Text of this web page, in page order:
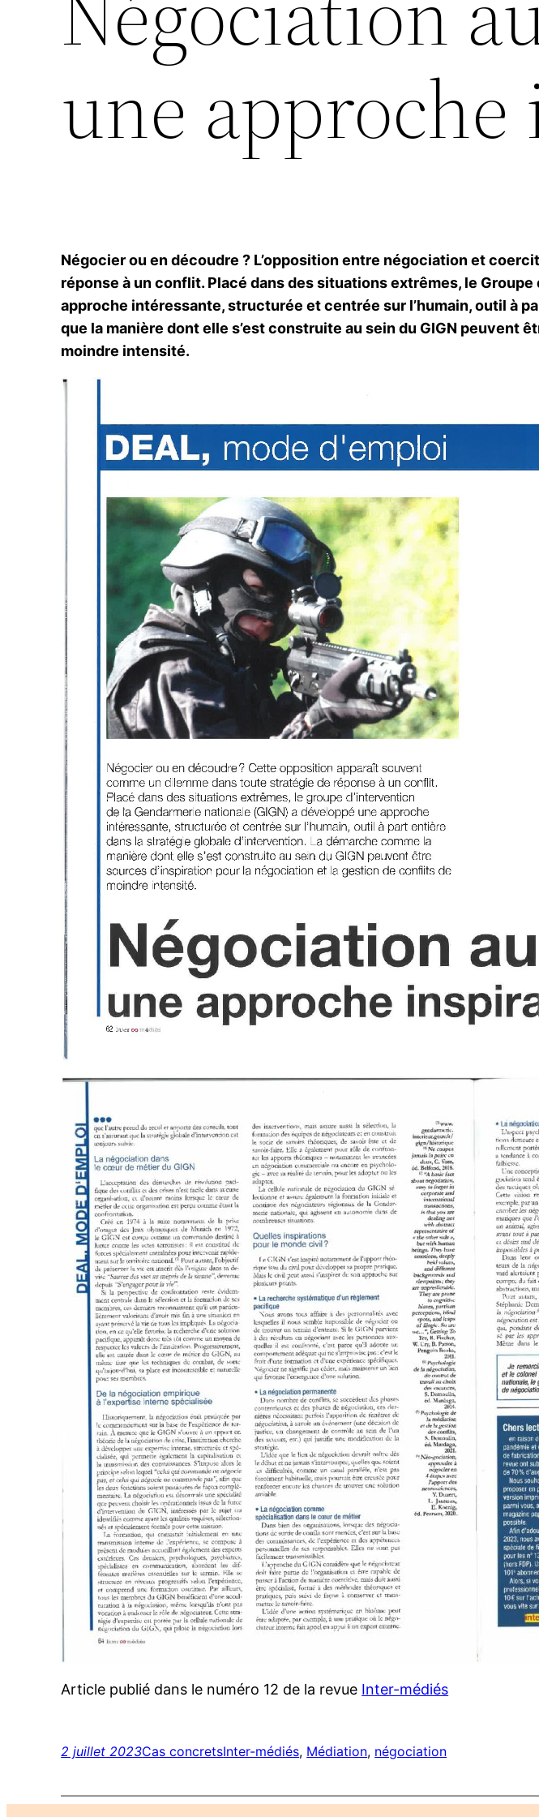
une
Négocier ou en découdre ? L’opposition entre négociation et
réponse à un conflit. Placé dans des situations extrêmes, le
approche intéressante, structurée et centrée sur l’humain, outil à
que la manière dont elle s’est construite au sein du GIGN peuvent
moindre intensité.
Article publié dans le numéro 12 de la revue Inter-médiés
2 juillet 2023Cas concretsInter-médiés, Médiation, négociation